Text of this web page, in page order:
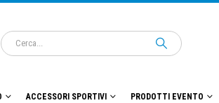
ACCESSORI SPORTIVI PRODOTTI EVENTO